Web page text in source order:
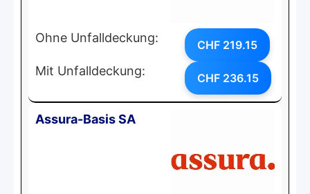
Ohne Unfalldeckung: CHF 219.15
Mit Unfalldeckung: CHF 236.15
Assura-Basis SA